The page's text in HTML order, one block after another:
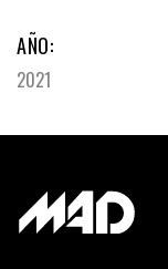
AÑO:
2021